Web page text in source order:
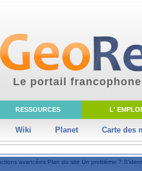
RESSOURCES L' EMPLOI
Wiki Planet Carte des
Le portail
avancées Plan du site Un problème ?